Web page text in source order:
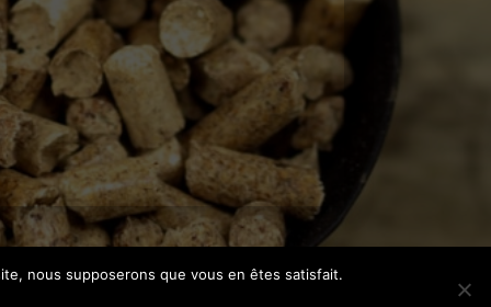
| Design 842 Concept
nous supposerons que vous en êtes satisfait.